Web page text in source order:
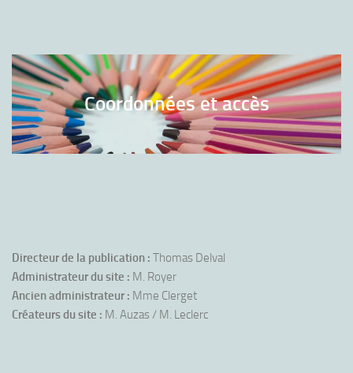
Coordonnées et accès
Directeur de la publication : Thomas Delval
Administrateur du site : M. Royer
Ancien administrateur : Mme Clerget
Créateurs du site : M. Auzas / M. Leclerc